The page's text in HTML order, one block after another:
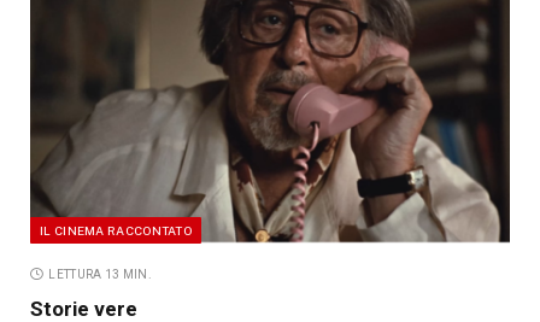
IL CINEMA RACCONTATO
LETTURA 13 MIN.
Storie vere